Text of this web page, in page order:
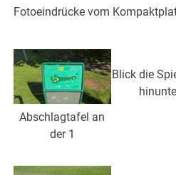
Fotoeindrücke vom
Abschlagtafel an
der 1
Blick die